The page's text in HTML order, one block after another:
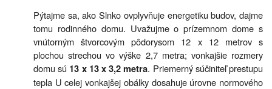
Pýtajme sa, ako Slnko ovplyvňuje energetiku budov, dajme
tomu rodinného domu. Uvažujme o prízemnom dome s
vnútorným štvorcovým pôdorysom 12 x 12 metrov s
plochou strechou vo výške 2,7 metra; vonkajšie rozmery
domu sú 13 x 13 x 3,2 metra. Priemerný súčiniteľ prestupu
tepla U celej vonkajšej obálky dosahuje úrovne normového